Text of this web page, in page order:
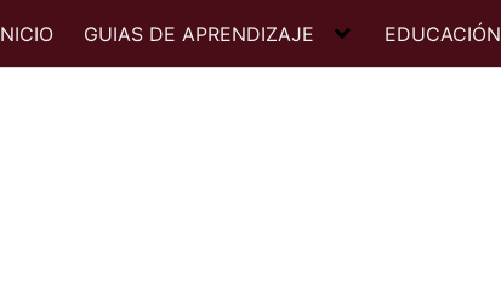
GUIAS DE APRENDIZAJE EDUCACIÓN